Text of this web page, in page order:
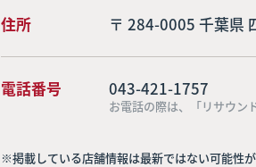
住所 〒 284-0005 千葉県
電話番号 043-421-1757
お電話の際は、「リサウン
※掲載している店舗情報は最新ではない可能性